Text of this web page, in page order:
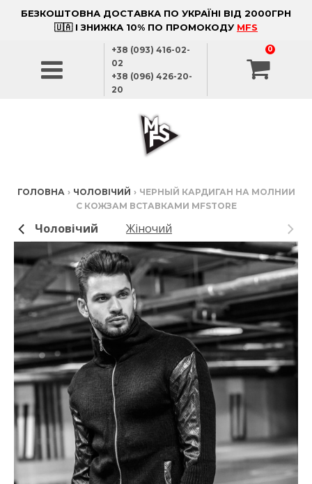
БЕЗКОШТОВНА ДОСТАВКА ПО УКРАЇНІ ВІД 2000ГРН
🇺🇦 І ЗНИЖКА 10% ПО ПРОМОКОДУ MFS
+38 (093) 416-02-
02
+38 (096) 426-20-
20
0
ГОЛОВНА › ЧОЛОВІЧИЙ › ЧЕРНЫЙ КАРДИГАН НА МОЛНИИ
С КОЖЗАМ ВСТАВКАМИ MFSTORE
Чоловічий Жіночий